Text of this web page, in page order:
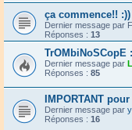
ça commence!! :))
Dernier message par
Réponses : 13
TrOMbiNoSCopE
Dernier message par
Réponses : 85
IMPORTANT
Dernier message par
Réponses : 16